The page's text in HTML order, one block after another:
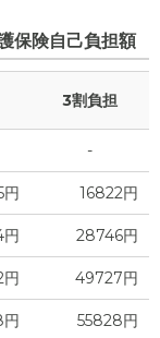
保険自己負担額
3割負担
-
円 16822円
円 28746円
円 49727円
55828円